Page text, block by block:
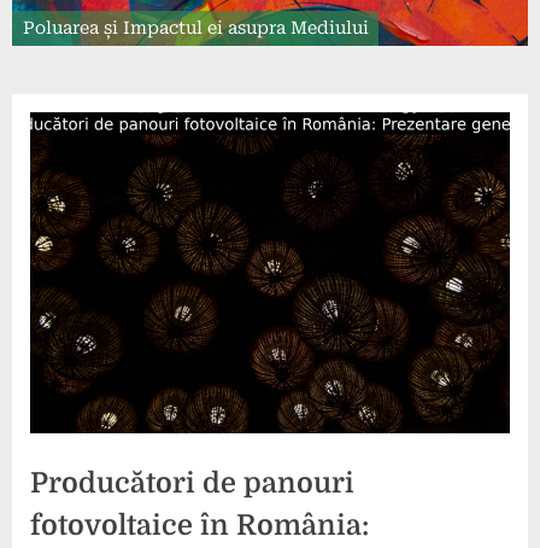
Poluarea și Impactul ei asupra Mediului
Producători de panouri
fotovoltaice în România: